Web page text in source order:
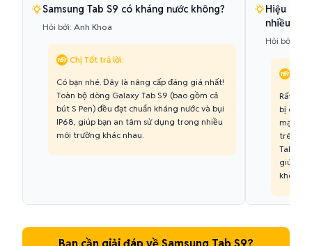
Samsung Tab S9 có kháng nước không?
Hỏi bởi: Anh Khoa
Chị Tốt trả lời:
Có bạn nhé. Đây là nâng cấp đáng giá nhất!
Toàn bộ dòng Galaxy Tab S9 (bao gồm cả
bút S Pen) đều đạt chuẩn kháng nước và bụi
IP68, giúp bạn an tâm sử dụng trong nhiều
môi trường khác nhau.
Hiệu
nhiều
Hỏi bởi:
Rất
bị chip
mạnh
trên
Tab S9
giúp
không